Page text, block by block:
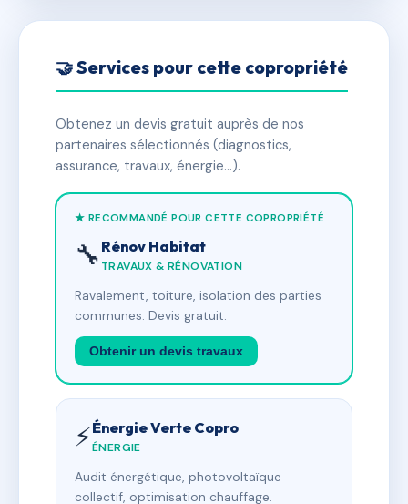
🤝 Services pour cette copropriété
Obtenez un devis gratuit auprès de nos
partenaires sélectionnés (diagnostics,
assurance, travaux, énergie…).
★ RECOMMANDÉ POUR CETTE COPROPRIÉTÉ
🔧 Rénov Habitat
TRAVAUX & RÉNOVATION
Ravalement, toiture, isolation des parties
communes. Devis gratuit.
Obtenir un devis travaux
⚡Énergie Verte Copro
ÉNERGIE
Audit énergétique, photovoltaïque
collectif, optimisation chauffage.